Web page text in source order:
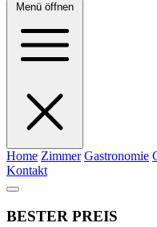
Menü öffnen
Home Zimmer Gastronomie
Kontakt
BESTER PREIS